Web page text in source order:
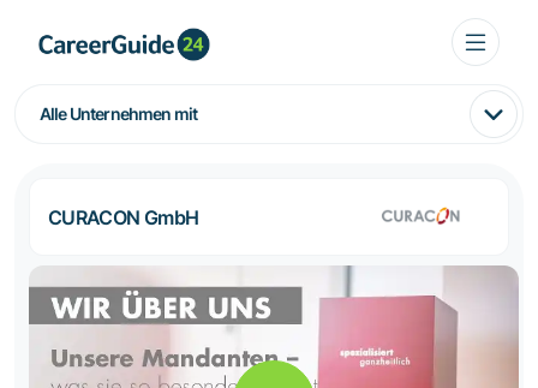
Alle Unternehmen mit
CURACON GmbH